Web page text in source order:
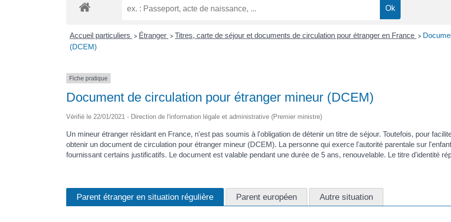
Accueil particuliers > Étranger > Titres, carte de séjour et documents de circulation pour étranger en France >
(DCEM)
Fiche pratique
Document de circulation pour étranger mineur (DCEM)
Vérifié le 22/01/2021 - Direction de l'information légale et administrative (Premier ministre)
Un mineur étranger résidant en France, n'est pas soumis à l'obligation de détenir un titre de séjour. Toutefois, pour
obtenir un document de circulation pour étranger mineur (DCEM). La personne qui exerce l'autorité parentale sur
fournissant certains justificatifs. Le document est valable pendant une durée de 5 ans, renouvelable. Le titre d'identité
Parent étranger en situation régulière Parent européen Autre situation